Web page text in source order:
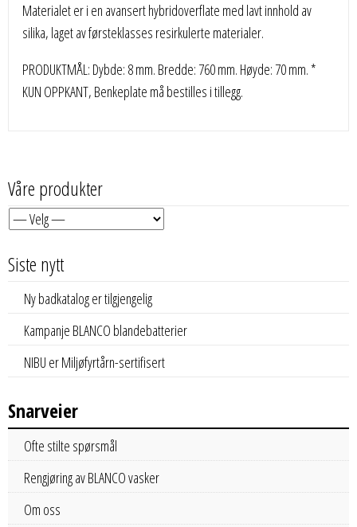
Materialet er i en avansert hybridoverflate med lavt innhold av
silika, laget av førsteklasses resirkulerte materialer.
PRODUKTMÅL: Dybde: 8 mm. Bredde: 760 mm. Høyde: 70 mm. *
KUN OPPKANT, Benkeplate må bestilles i tillegg.
Våre produkter
Siste nytt
Ny badkatalog er tilgjengelig
Kampanje BLANCO blandebatterier
NIBU er Miljøfyrtårn-sertifisert
Snarveier
Ofte stilte spørsmål
Rengjøring av BLANCO vasker
Om oss